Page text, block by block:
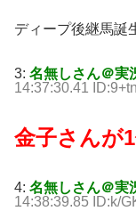
ディープ後継馬誕
3: 名無しさん＠実
14:37:30.41
金子さんが
4: 名無しさん＠実
14:38:39.85 ID:k/